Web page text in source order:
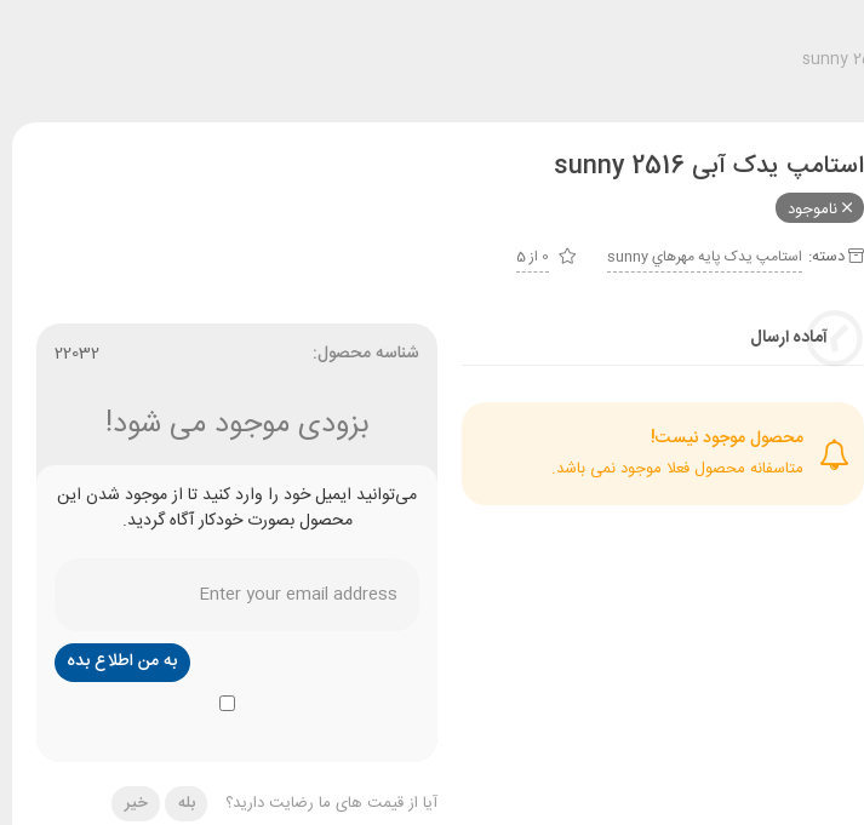
استامپ یدک آبی sunny 2516
ناموجود
دسته: استامپ يدک پايه مهرهاي sunny 0 از 5
آماده ارسال
محصول موجود نیست!
متاسفانه محصول فعلا موجود نمی باشد.
شناسه محصول: 22032
بزودی موجود می شود!
می‌توانید ایمیل خود را وارد کنید تا از موجود شدن این
محصول بصورت خودکار آگاه گردید.
آیا از قیمت های ما رضایت دارید؟ بله خیر